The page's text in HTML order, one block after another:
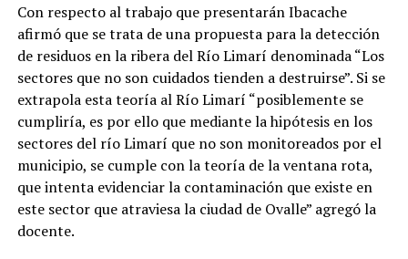
Con respecto al trabajo que presentarán Ibacache
afirmó que se trata de una propuesta para la detección
de residuos en la ribera del Río Limarí denominada “Los
sectores que no son cuidados tienden a destruirse”. Si se
extrapola esta teoría al Río Limarí “posiblemente se
cumpliría, es por ello que mediante la hipótesis en los
sectores del río Limarí que no son monitoreados por el
municipio, se cumple con la teoría de la ventana rota,
que intenta evidenciar la contaminación que existe en
este sector que atraviesa la ciudad de Ovalle” agregó la
docente.